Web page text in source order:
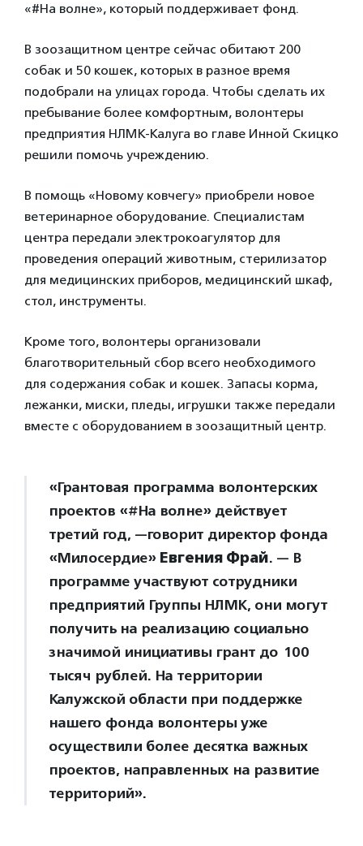
«#На волне», который поддерживает фонд.
В зоозащитном центре сейчас обитают 200
собак и 50 кошек, которых в разное время
подобрали на улицах города. Чтобы сделать их
пребывание более комфортным, волонтеры
предприятия НЛМК-Калуга во главе Инной Скицко
решили помочь учреждению.
В помощь «Новому ковчегу» приобрели новое
ветеринарное оборудование. Специалистам
центра передали электрокоагулятор для
проведения операций животным, стерилизатор
для медицинских приборов, медицинский шкаф,
стол, инструменты.
Кроме того, волонтеры организовали
благотворительный сбор всего необходимого
для содержания собак и кошек. Запасы корма,
лежанки, миски, пледы, игрушки также передали
вместе с оборудованием в зоозащитный центр.
«Грантовая программа волонтерских
проектов «#На волне» действует
третий год, —говорит директор фонда
«Милосердие» Евгения Фрай. — В
программе участвуют сотрудники
предприятий Группы НЛМК, они могут
получить на реализацию социально
значимой инициативы грант до 100
тысяч рублей. На территории
Калужской области при поддержке
нашего фонда волонтеры уже
осуществили более десятка важных
проектов, направленных на развитие
территорий».